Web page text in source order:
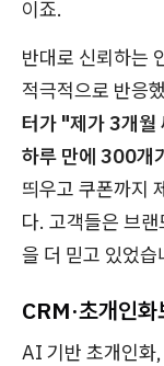
이죠.
반대로 신뢰하는
적극적으로 반응
터가 "제가 3개월
하루 만에 300개
띄우고 쿠폰까지
다. 고객들은 브
을 더 믿고 있었습
CRM·초개인
AI 기반 초개인화